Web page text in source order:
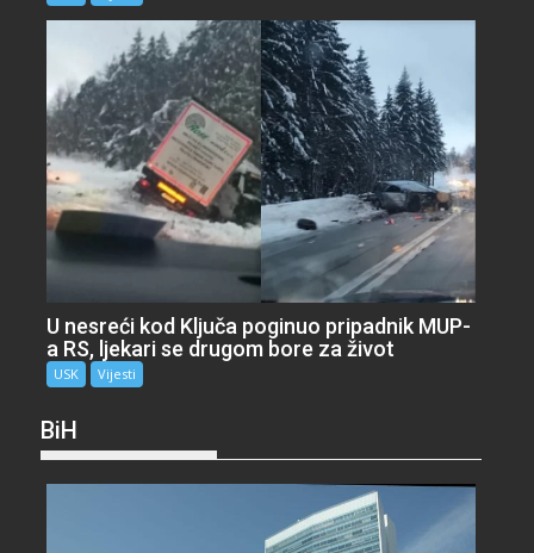
U nesreći kod Ključa poginuo pripadnik MUP-
a RS, ljekari se drugom bore za život
USK Vijesti
BiH